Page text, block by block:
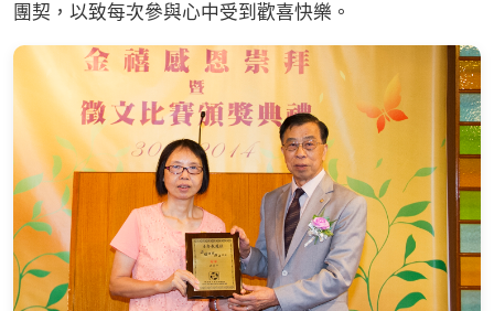
團契，以致每次參與心中受到歡喜快樂。